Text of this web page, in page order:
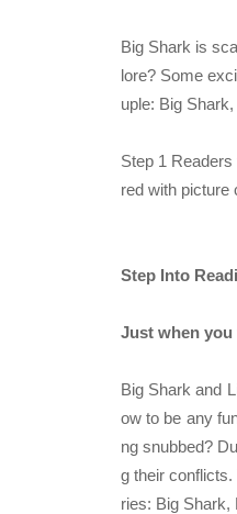
Big Shark is
lore? Some
uple: Big
Step 1
red with picture
Step Into
Just when you
Big Shark and
ow to be any
ng snubbed?
g their
ries: Big Shark,